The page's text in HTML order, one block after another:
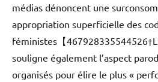
médias dénoncent une
appropriation superficielle des
féministes【
souligne également l’aspect
organisés pour élire le plus «